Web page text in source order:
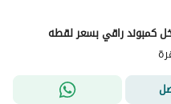
كمبوند راقي بسعر لقطه